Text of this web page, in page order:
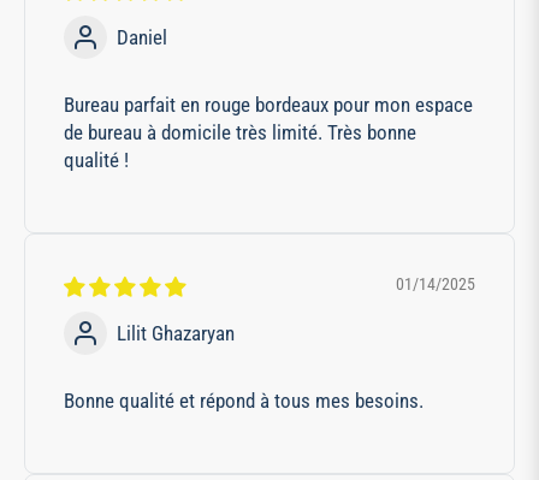
Daniel
Bureau parfait en rouge bordeaux pour mon espace
de bureau à domicile très limité. Très bonne
qualité !
01/14/2025
Lilit Ghazaryan
Bonne qualité et répond à tous mes besoins.